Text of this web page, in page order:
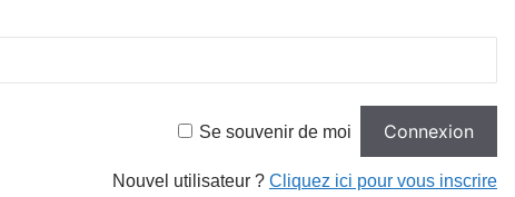
Se souvenir de moi
Nouvel utilisateur ? Cliquez ici pour vous inscrire